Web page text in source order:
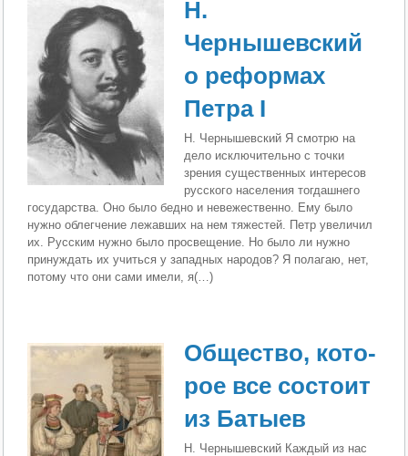
Н.
Чернышевский
о реформах
Петра I
Н. Чернышевский Я смотрю на
дело исключительно с точки
зрения су­щественных интересов
русского населения тогдашнего
государства. Оно было бедно и невежественно. Ему было
нужно облегчение лежавших на нем тяжестей. Петр уве­личил
их. Русским нужно было просвещение. Но было ли нужно
принуждать их учиться у западных народов? Я полагаю, нет,
потому что они сами имели, я(…)
Общество, кото­
рое все состоит
из Батыев
Н. Чернышевский Каждый из нас